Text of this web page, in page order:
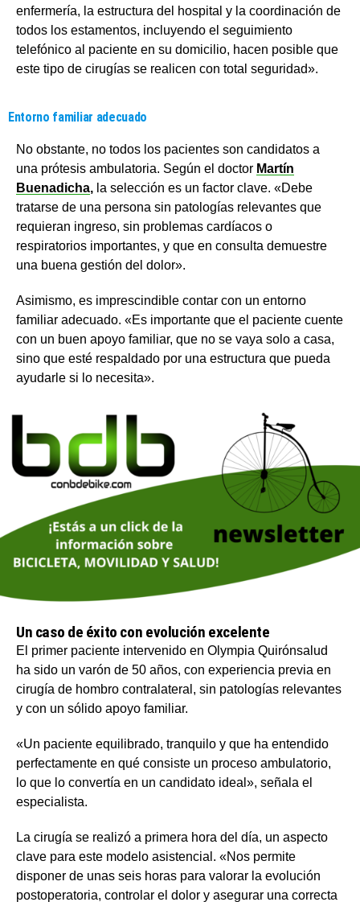
enfermería, la estructura del hospital y la coordinación de
todos los estamentos, incluyendo el seguimiento
telefónico al paciente en su domicilio, hacen posible que
este tipo de cirugías se realicen con total seguridad».
Entorno familiar adecuado
No obstante, no todos los pacientes son candidatos a
una prótesis ambulatoria. Según el doctor Martín
Buenadicha, la selección es un factor clave. «Debe
tratarse de una persona sin patologías relevantes que
requieran ingreso, sin problemas cardíacos o
respiratorios importantes, y que en consulta demuestre
una buena gestión del dolor».
Asimismo, es imprescindible contar con un entorno
familiar adecuado. «Es importante que el paciente cuente
con un buen apoyo familiar, que no se vaya solo a casa,
sino que esté respaldado por una estructura que pueda
ayudarle si lo necesita».
Un caso de éxito con evolución excelente
El primer paciente intervenido en Olympia Quirónsalud
ha sido un varón de 50 años, con experiencia previa en
cirugía de hombro contralateral, sin patologías relevantes
y con un sólido apoyo familiar.
«Un paciente equilibrado, tranquilo y que ha entendido
perfectamente en qué consiste un proceso ambulatorio,
lo que lo convertía en un candidato ideal», señala el
especialista.
La cirugía se realizó a primera hora del día, un aspecto
clave para este modelo asistencial. «Nos permite
disponer de unas seis horas para valorar la evolución
postoperatoria, controlar el dolor y asegurar una correcta